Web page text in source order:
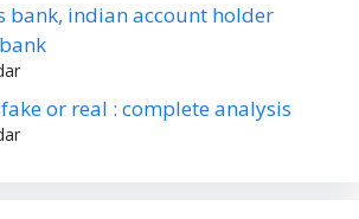
bank, indian account holder
or real : complete analysis